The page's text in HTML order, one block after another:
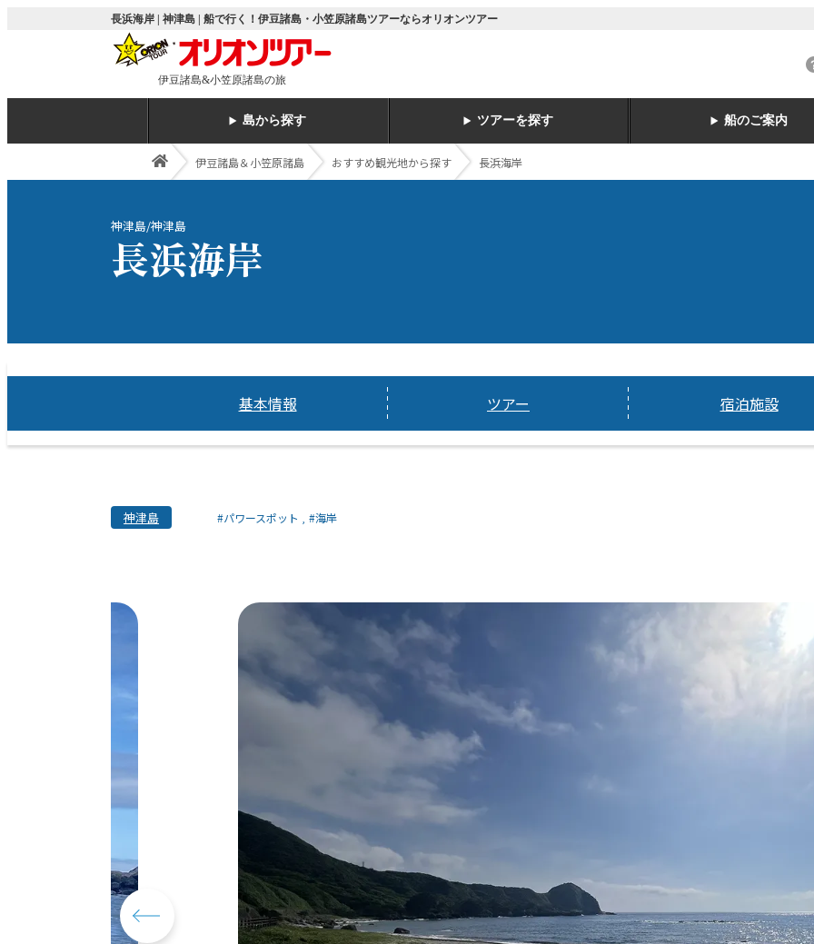
長浜海岸 | 神津島 | 船で行く！伊豆諸島・小笠原諸島ツアーならオリオンツアー
伊豆諸島&小笠原諸島の旅
島から探す ツアーを探す 船のご案内
伊豆諸島＆小笠原諸島 おすすめ観光地から探す 長浜海岸
神津島/神津島
長浜海岸
基本情報 ツアー 宿泊施設
神津島 #パワースポット #海岸